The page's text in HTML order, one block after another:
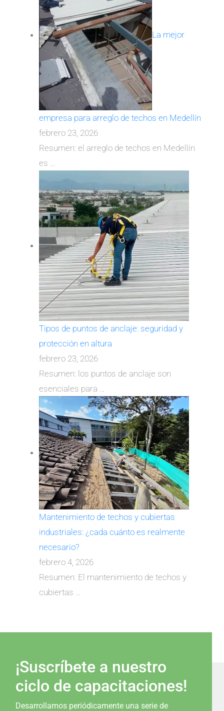
La mejor
empresa para arreglo de techos en Medellín
febrero 23, 2026
Resumen: el arreglo de techos en Medellín
es …
Tipos de puntos de anclaje: seguridad y
protección en altura
febrero 23, 2026
Resumen: los puntos de anclaje son
esenciales para …
Mantenimiento de techos y cubiertas
industriales: ¿cada cuánto es realmente
necesario?
febrero 4, 2026
Resumen: El mantenimiento de techos y
cubiertas …
¡Suscríbete a nuestro
ciclo de capacitaciones!
Desarrollamos periódicamente una serie de